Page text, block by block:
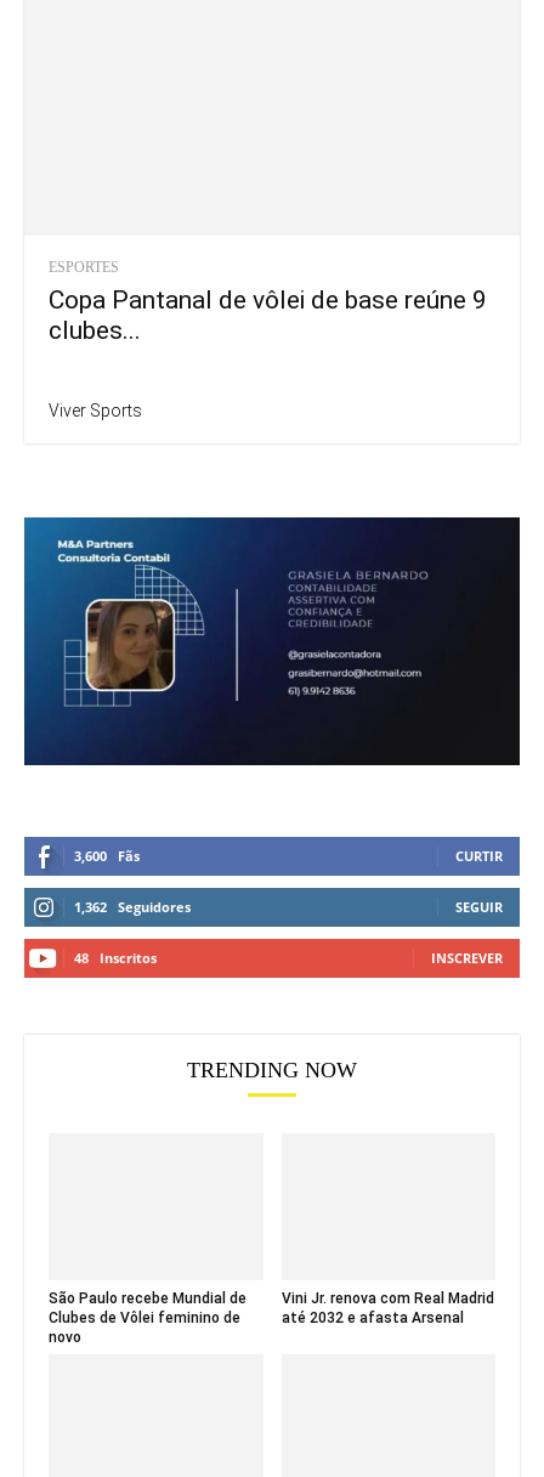
ESPORTES
Copa Pantanal de vôlei de base reúne 9
clubes...
Viver Sports
3,600 Fãs CURTIR
1,362 Seguidores SEGUIR
48 Inscritos INSCREVER
TRENDING NOW
São Paulo recebe Mundial de
Clubes de Vôlei feminino de
novo
Vini Jr. renova com Real Madrid
até 2032 e afasta Arsenal